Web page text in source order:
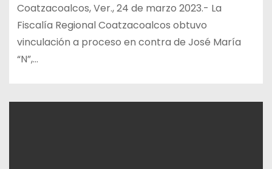
Coatzacoalcos, Ver., 24 de marzo 2023.- La
Fiscalía Regional Coatzacoalcos obtuvo
vinculación a proceso en contra de José María
“N”,…